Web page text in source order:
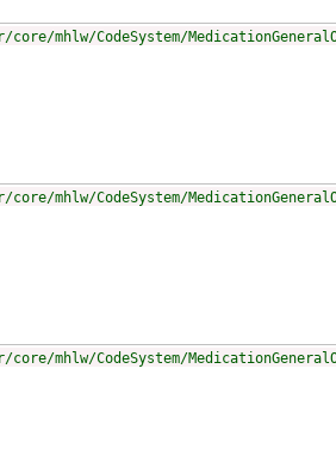
mhlw/CodeSystem/
mhlw/CodeSystem/
mhlw/CodeSystem/